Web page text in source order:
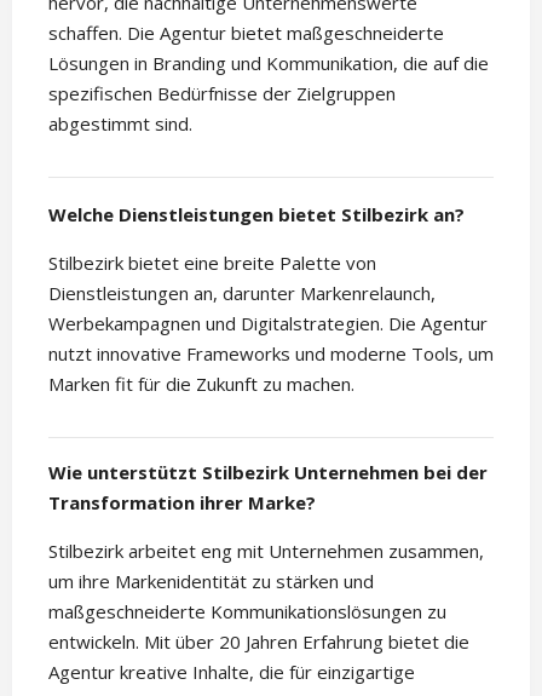
schaffen. Die Agentur bietet maßgeschneiderte
Lösungen in Branding und Kommunikation, die auf die
spezifischen Bedürfnisse der Zielgruppen
abgestimmt sind.
Welche Dienstleistungen bietet Stilbezirk an?
Stilbezirk bietet eine breite Palette von
Dienstleistungen an, darunter Markenrelaunch,
Werbekampagnen und Digitalstrategien. Die Agentur
nutzt innovative Frameworks und moderne Tools, um
Marken fit für die Zukunft zu machen.
Wie unterstützt Stilbezirk Unternehmen bei der
Transformation ihrer Marke?
Stilbezirk arbeitet eng mit Unternehmen zusammen,
um ihre Markenidentität zu stärken und
maßgeschneiderte Kommunikationslösungen zu
entwickeln. Mit über 20 Jahren Erfahrung bietet die
Agentur kreative Inhalte, die für einzigartige